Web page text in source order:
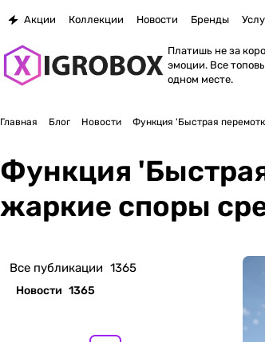
Акции Коллекции Новости Бренды
Платишь не за
эмоции. Все
одном месте.
Главная Блог Новости Функция 'Быстрая
Функция
жаркие споры
Все публикации 1365
Новости 1365